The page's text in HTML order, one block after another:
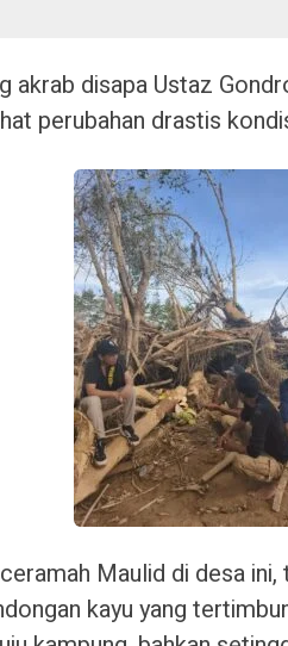
akrab disapa Ustaz
perubahan drastis
Maulid di desa
kayu yang